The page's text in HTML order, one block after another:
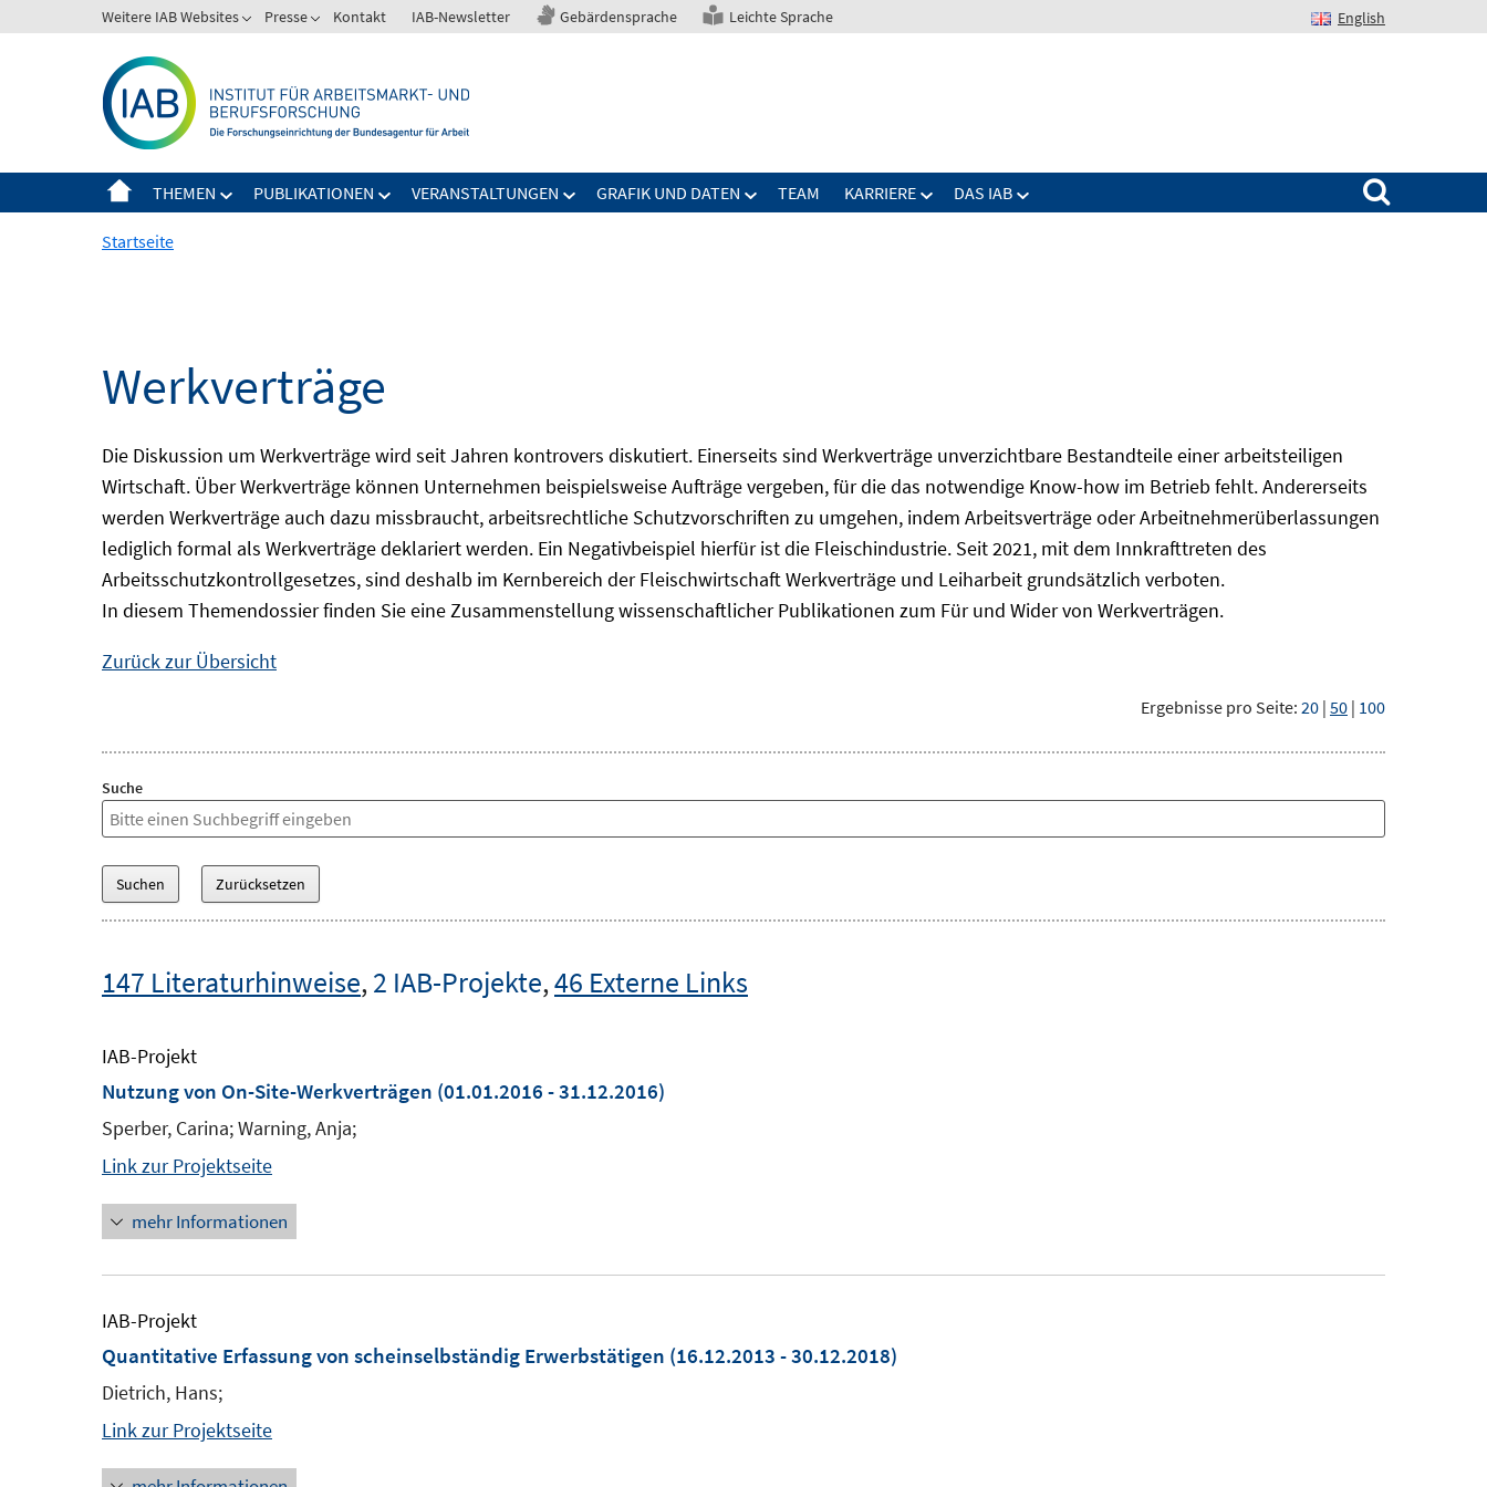
zum
Weitere IAB Websites Presse Kontakt IAB-Newsletter Gebärdensprache Leichte Sprache English
THEMEN PUBLIKATIONEN VERANSTALTUNGEN GRAFIK UND DATEN TEAM KARRIERE DAS IAB
Suchen nach:
Startseite
Werkverträge
Die Diskussion um Werkverträge wird seit Jahren kontrovers diskutiert. Einerseits sind Werkverträge unverzichtbare Bestandteile einer arbeitsteiligen
Wirtschaft. Über Werkverträge können Unternehmen beispielsweise Aufträge vergeben, für die das notwendige Know-how im Betrieb fehlt. Andererseits
werden Werkverträge auch dazu missbraucht, arbeitsrechtliche Schutzvorschriften zu umgehen, indem Arbeitsverträge oder Arbeitnehmerüberlassungen
lediglich formal als Werkverträge deklariert werden. Ein Negativbeispiel hierfür ist die Fleischindustrie. Seit 2021, mit dem Innkrafttreten des
Arbeitsschutzkontrollgesetzes, sind deshalb im Kernbereich der Fleischwirtschaft Werkverträge und Leiharbeit grundsätzlich verboten.
In diesem Themendossier finden Sie eine Zusammenstellung wissenschaftlicher Publikationen zum Für und Wider von Werkverträgen.
Zurück zur Übersicht
Ergebnisse pro Seite: 20 | 50 | 100
Suche
147 Literaturhinweise,2 IAB-Projekte,46 Externe Links
IAB-Projekt
Nutzung von On-Site-Werkverträgen (01.01.2016 - 31.12.2016)
Sperber, Carina; Warning, Anja;
Link zur Projektseite
mehr Informationen
IAB-Projekt
Quantitative Erfassung von scheinselbständig Erwerbstätigen (16.12.2013 - 30.12.2018)
Dietrich, Hans;
Link zur Projektseite